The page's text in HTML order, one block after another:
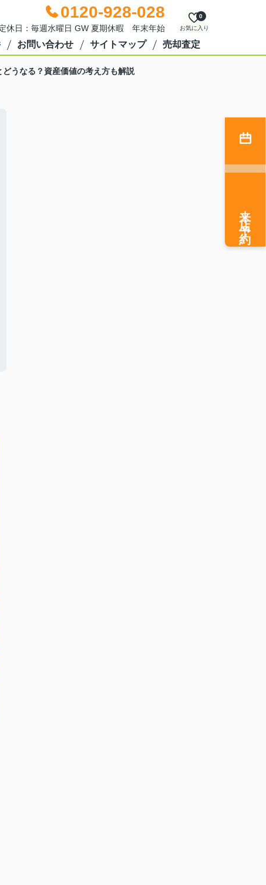
0120-928-028
休日：毎週水曜日 GW 夏期休暇 年末年始 お気に入り
0
お問い合わせ サイトマップ 売却査定
うなる？資産価値の考え方も解説
来店予約